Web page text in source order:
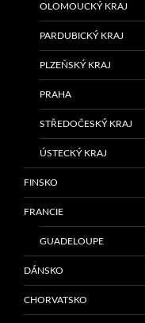
OLOMOUCKÝ KRAJ
PARDUBICKÝ KRAJ
PLZEŇSKÝ KRAJ
PRAHA
STŘEDOČESKÝ KRAJ
ÚSTECKÝ KRAJ
FINSKO
FRANCIE
GUADELOUPE
DÁNSKO
CHORVATSKO